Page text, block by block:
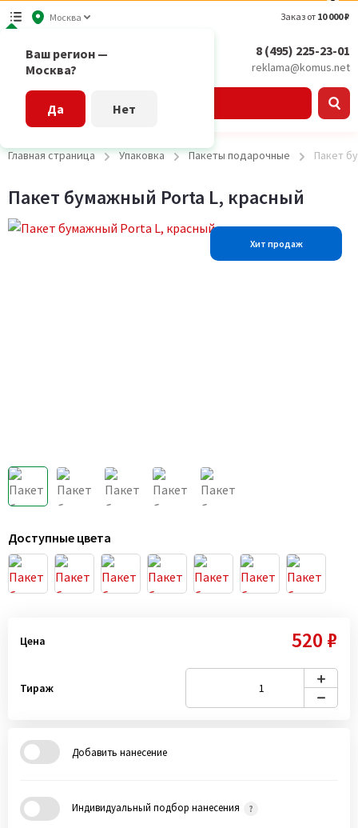
Москва
Ваш регион —
Москва?
Да Нет
Заказ от 10 000 ₽
8 (495) 225-23-01
reklama@komus.net
Главная страница Упаковка Пакеты подарочные Пакет
Пакет бумажный Porta L, красный
Хит продаж
Доступные цвета
Цена 520 ₽
Тираж
Добавить нанесение
Индивидуальный подбор нанесения